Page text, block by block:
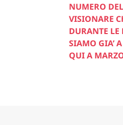
NUMERO
VISIONARE
DURANTE LE
SIAMO GIA’
QUI A